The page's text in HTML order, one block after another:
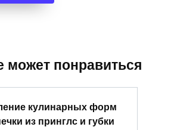
может понравиться
кулинарных форм
из принглс и губки